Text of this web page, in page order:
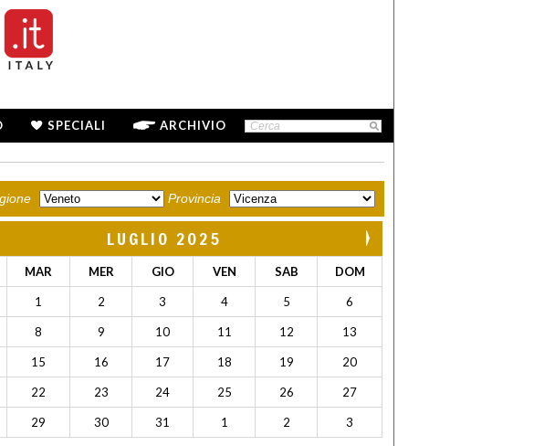
SPECIALI ARCHIVIO
Provincia
LUGLIO 2025
MAR MER GIO VEN SAB DOM
1 2 3 4 5 6
8 9 10 11 12 13
15 16 17 18 19 20
22 23 24 25 26 27
29 30 31 1 2 3